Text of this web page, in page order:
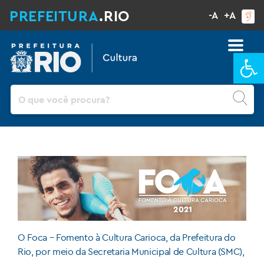
PREFEITURA.RIO -A +A
Pesquisar
O Foca – Fomento à Cultura Carioca, da Prefeitura do
Rio, por meio da Secretaria Municipal de Cultura (SMC),